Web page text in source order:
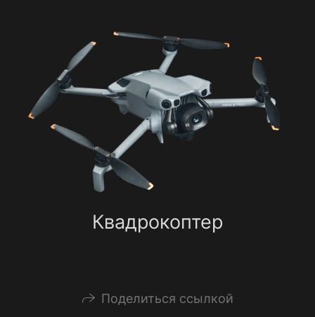
Квадрокоптер
Поделиться ссылкой